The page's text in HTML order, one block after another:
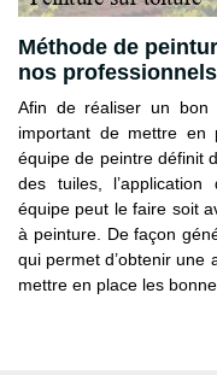
Méthode de
nos professionnels
Afin de réaliser un bon
important de mettre en
équipe de peintre définit
des tuiles,
équipe peut le faire soit
à peinture. De façon
qui permet d’obtenir une
mettre en place les